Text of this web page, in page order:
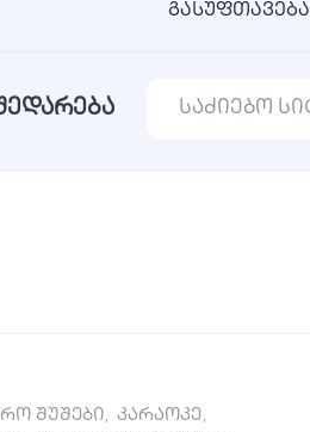
გასუფთავება
შუშები, კარაოკე,